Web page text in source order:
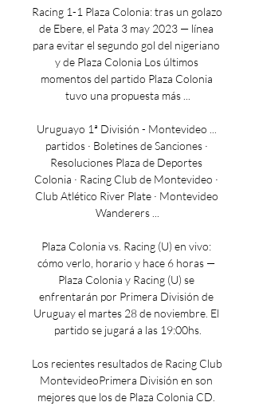
Racing 1-1 Plaza Colonia: tras un golazo
de Ebere, el Pata 3 may 2023 — línea
para evitar el segundo gol del nigeriano
y de Plaza Colonia Los últimos
momentos del partido Plaza Colonia
tuvo una propuesta más ...
Uruguayo 1ª División - Montevideo ...
partidos · Boletines de Sanciones ·
Resoluciones Plaza de Deportes
Colonia · Racing Club de Montevideo ·
Club Atlético River Plate · Montevideo
Wanderers ...
Plaza Colonia vs. Racing (U) en vivo:
cómo verlo, horario y hace 6 horas —
Plaza Colonia y Racing (U) se
enfrentarán por Primera División de
Uruguay el martes 28 de noviembre. El
partido se jugará a las 19:00hs.
Los recientes resultados de Racing Club
MontevideoPrimera División en son
mejores que los de Plaza Colonia CD.